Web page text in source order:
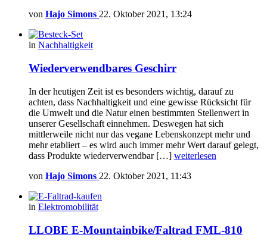
von Hajo Simons 22. Oktober 2021, 13:24
in Nachhaltigkeit
Wiederverwendbares Geschirr
In der heutigen Zeit ist es besonders wichtig, darauf zu
achten, dass Nachhaltigkeit und eine gewisse Rücksicht für
die Umwelt und die Natur einen bestimmten Stellenwert in
unserer Gesellschaft einnehmen. Deswegen hat sich
mittlerweile nicht nur das vegane Lebenskonzept mehr und
mehr etabliert – es wird auch immer mehr Wert darauf gelegt,
dass Produkte wiederverwendbar […] weiterlesen
von Hajo Simons 22. Oktober 2021, 11:43
in Elektromobilität
LLOBE E-Mountainbike/Faltrad FML-810